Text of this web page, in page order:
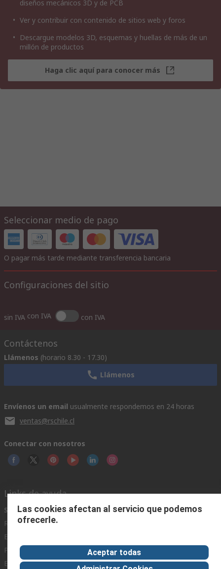
diseños mecánicos 3D y de PCB
Ver y contribuir con contenido de sitios web y foros
Descargue modelos 3D, esquemas y huellas de más de un
millón de productos
Haga clic aquí para conocer más
Seleccionar medio de pago
O pagar más tarde mediante transferencia bancaria
Configuraciones del sitio
sin IVA con IVA con IVA
Contáctenos
Llámenos (horario 8.30 - 17.30)
Llámenos
Envíenos un email usualmente respondemos en 24 horas
ventas@rschile.cl
Conectar con nosotros
Links de ayuda
Servicios
Registrarse
Entrega
Pago
Exportar
Acerca de RS
Grupo corporativo
ESG
Industria
Las cookies afectan al servicio que podemos
ofrecerle.
Aceptar todas